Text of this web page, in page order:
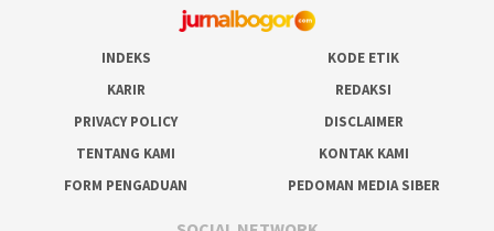
INDEKS
KODE ETIK
KARIR
REDAKSI
PRIVACY POLICY
DISCLAIMER
TENTANG KAMI
KONTAK KAMI
FORM PENGADUAN
PEDOMAN MEDIA SIBER